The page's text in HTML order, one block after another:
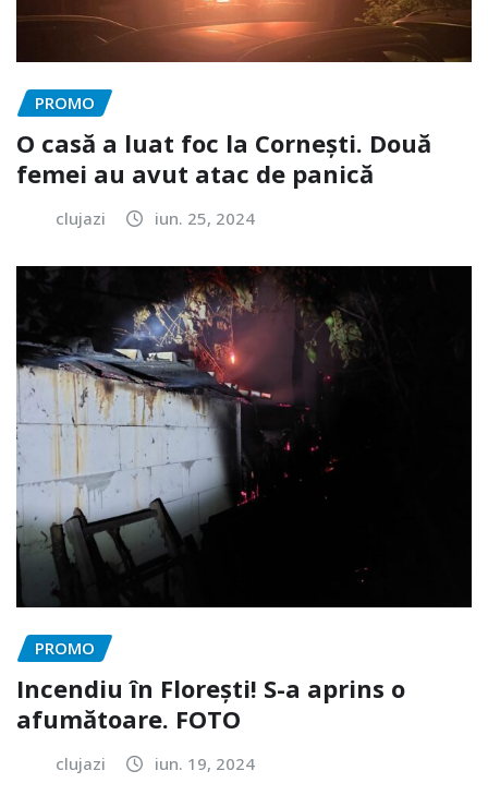
PROMO
O casă a luat foc la Cornești. Două
femei au avut atac de panică
clujazi iun. 25, 2024
PROMO
Incendiu în Florești! S-a aprins o
afumătoare. FOTO
clujazi iun. 19, 2024